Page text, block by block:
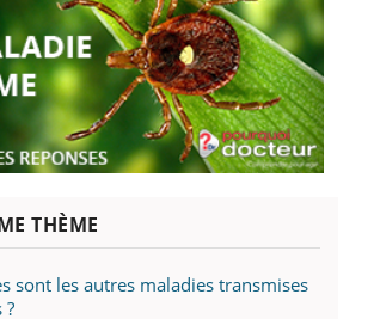
THÈME
sont les autres maladies transmises
?